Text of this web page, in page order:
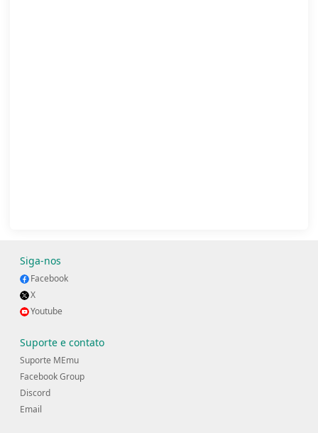
Siga-nos
Facebook
X
Youtube
Suporte e contato
Suporte MEmu
Facebook Group
Discord
Email